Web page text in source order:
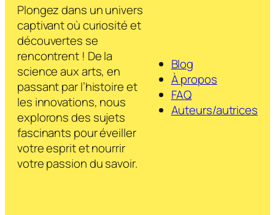
Plongez dans un univers
captivant où curiosité et
découvertes se
rencontrent ! De la
science aux arts, en
passant par l’histoire et
les innovations, nous
explorons des sujets
fascinants pour éveiller
votre esprit et nourrir
votre passion du savoir.
Blog
À propos
FAQ
Auteurs/autrices